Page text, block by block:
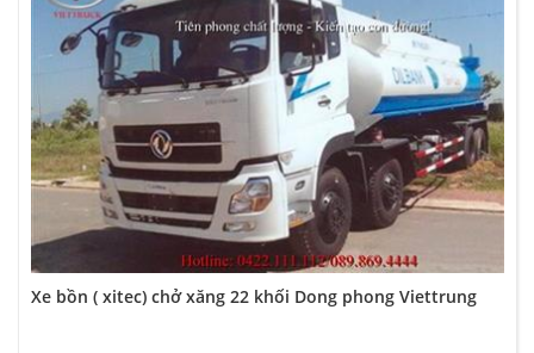
Xe bồn ( xitec) chở xăng 22 khối Dong phong Viettrung